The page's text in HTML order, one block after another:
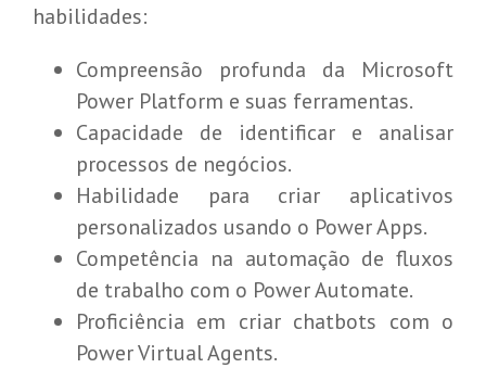
habilidades:
Compreensão profunda da Microsoft
Power Platform e suas ferramentas.
Capacidade de identificar e analisar
processos de negócios.
Habilidade para criar aplicativos
personalizados usando o Power Apps.
Competência na automação de fluxos
de trabalho com o Power Automate.
Proficiência em criar chatbots com o
Power Virtual Agents.